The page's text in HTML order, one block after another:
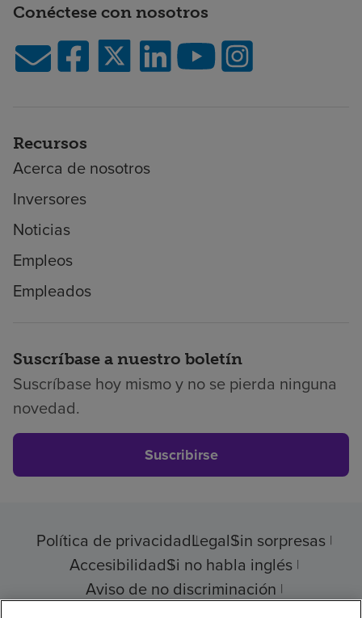
Conéctese con nosotros
Recursos
Acerca de nosotros
Inversores
Noticias
Empleos
Empleados
Suscríbase a nuestro boletín
Suscríbase hoy mismo y no se pierda ninguna
novedad.
Suscribirse
Política de privacidadLegalSin sorpresas
AccesibilidadSi no habla inglés
Aviso de no discriminación